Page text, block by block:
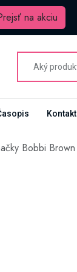
na akciu
Kontakt
Bobbi Brown